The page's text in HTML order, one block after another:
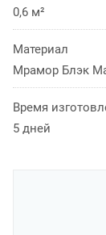
0,6 м²
Материал
Мрамор Блэк
Время
5 дней